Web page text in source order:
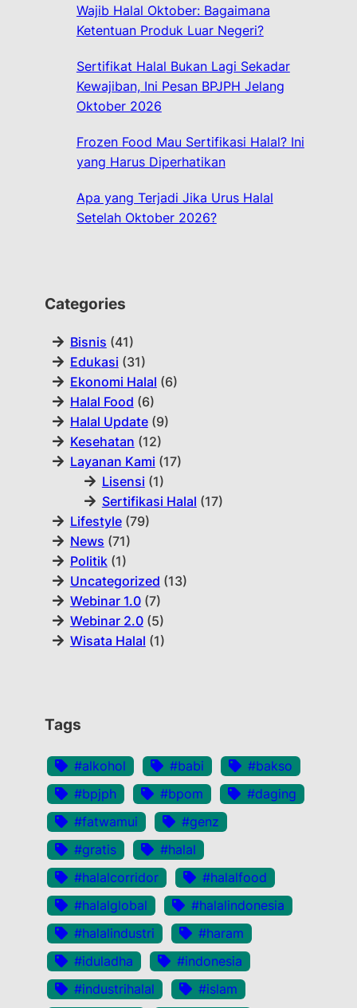
Wajib Halal Oktober: Bagaimana
Ketentuan Produk Luar Negeri?
Sertifikat Halal Bukan Lagi Sekadar
Kewajiban, Ini Pesan BPJPH Jelang
Oktober 2026
Frozen Food Mau Sertifikasi Halal? Ini
yang Harus Diperhatikan
Apa yang Terjadi Jika Urus Halal
Setelah Oktober 2026?
Categories
Bisnis (41)
Edukasi (31)
Ekonomi Halal (6)
Halal Food (6)
Halal Update(9)
Kesehatan (12)
Layanan Kami (17)
Lisensi (1)
Sertifikasi Halal (17)
Lifestyle(79)
News (71)
Politik(1)
Uncategorized (13)
Webinar 1.0(7)
Webinar 2.0(5)
Wisata Halal (1)
Tags
#alkohol #babi
#bakso
#bpjph
#bpom
#daging
#fatwamui
#genz
#gratis
#halal
#halalcorridor
#halalfood
#halalglobal
#halalindonesia
#halalindustri
#haram
#iduladha
#indonesia
#industrihalal
#islam